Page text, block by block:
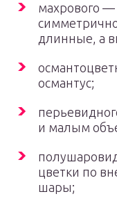
махрового —
длинные, а
османтус;
и малым
цветки по
шары;